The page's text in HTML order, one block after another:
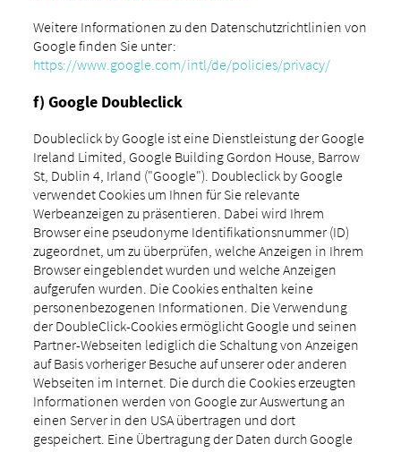
Weitere Informationen zu den Datenschutzrichtlinien von
Google finden Sie unter:
https://www.google.com/intl/de/policies/privacy/
f) Google Doubleclick
Doubleclick by Google ist eine Dienstleistung der Google
Ireland Limited, Google Building Gordon House, Barrow
St, Dublin 4, Irland ("Google"). Doubleclick by Google
verwendet Cookies um Ihnen für Sie relevante
Werbeanzeigen zu präsentieren. Dabei wird Ihrem
Browser eine pseudonyme Identifikationsnummer (ID)
zugeordnet, um zu überprüfen, welche Anzeigen in Ihrem
Browser eingeblendet wurden und welche Anzeigen
aufgerufen wurden. Die Cookies enthalten keine
personenbezogenen Informationen. Die Verwendung
der DoubleClick-Cookies ermöglicht Google und seinen
Partner-Webseiten lediglich die Schaltung von Anzeigen
auf Basis vorheriger Besuche auf unserer oder anderen
Webseiten im Internet. Die durch die Cookies erzeugten
Informationen werden von Google zur Auswertung an
einen Server in den USA übertragen und dort
gespeichert. Eine Übertragung der Daten durch Google